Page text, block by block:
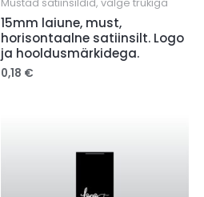
Mustad satiinsildid, valge trükiga
15mm laiune, must,
horisontaalne satiinsilt. Logo
ja hooldusmärkidega.
0,18 €